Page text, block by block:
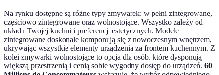
Na rynku dostępne są różne typy zmywarek: w pełni zintegrowane,
częściowo zintegrowane oraz wolnostojące. Wszystko zależy od
układu Twojej kuchni i preferencji estetycznych. Modele
zintegrowane doskonale komponują się z nowoczesnym wnętrzem,
ukrywając wszystkie elementy urządzenia za frontem kuchennym. Z
kolei zmywarki wolnostojące to opcja dla osób, które dysponują
większą przestrzenią i cenią sobie wygodny dostęp do urządzeń. 60